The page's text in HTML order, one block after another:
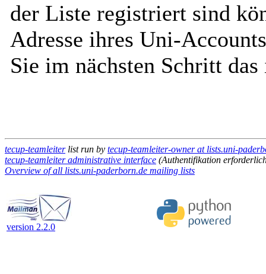
der Liste registriert sind
Adresse ihres Uni-
Sie im nächsten Schritt
tecup-teamleiterlist run by tecup-teamleiter-owner at lists.uni-
tecup-teamleiter administrative interface (Authentifikation
Overview of all lists.uni-paderborn.de mailing lists
version 2.2.0